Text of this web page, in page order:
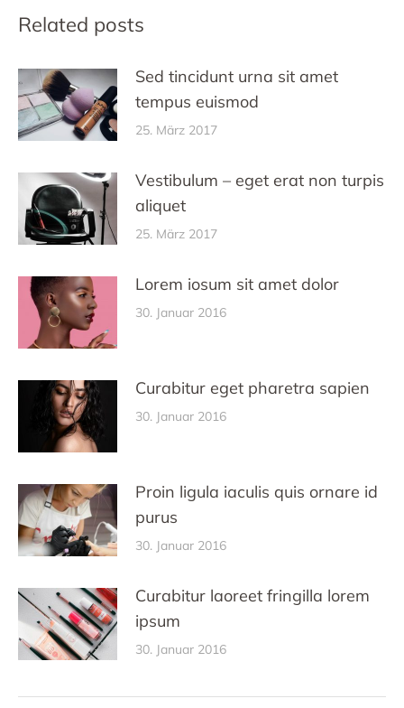
Related posts
Sed tincidunt urna sit amet
tempus euismod
25. März 2017
Vestibulum – eget erat non turpis
aliquet
25. März 2017
Lorem iosum sit amet dolor
30. Januar 2016
Curabitur eget pharetra sapien
30. Januar 2016
Proin ligula iaculis quis ornare id
purus
30. Januar 2016
Curabitur laoreet fringilla lorem
ipsum
30. Januar 2016